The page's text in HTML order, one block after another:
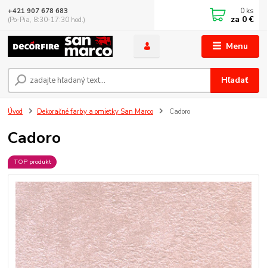
Menu
Hľadať
+421 907 678 683
(Po-Pia, 8:30-17:30 hod.)
0 ks
za 0 €
Úvod Dekoračné farby a omietky San Marco Cadoro
Cadoro
TOP produkt